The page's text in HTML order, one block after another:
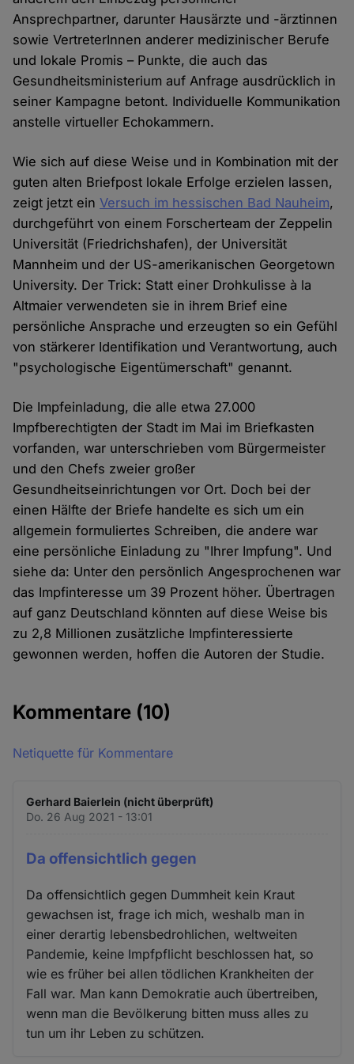
Ansprechpartner, darunter Hausärzte und -ärztinnen
sowie VertreterInnen anderer medizinischer Berufe
und lokale Promis – Punkte, die auch das
Gesundheitsministerium auf Anfrage ausdrücklich in
seiner Kampagne betont. Individuelle Kommunikation
anstelle virtueller Echokammern.
Wie sich auf diese Weise und in Kombination mit der
guten alten Briefpost lokale Erfolge erzielen lassen,
zeigt jetzt einVersuch im hessischen Bad Nauheim,
durchgeführt von einem Forscherteam der Zeppelin
Universität (Friedrichshafen), der Universität
Mannheim und der US-amerikanischen Georgetown
University. Der Trick: Statt einer Drohkulisse à la
Altmaier verwendeten sie in ihrem Brief eine
persönliche Ansprache und erzeugten so ein Gefühl
von stärkerer Identifikation und Verantwortung, auch
"psychologische Eigentümerschaft" genannt.
Die Impfeinladung, die alle etwa 27.000
Impfberechtigten der Stadt im Mai im Briefkasten
vorfanden, war unterschrieben vom Bürgermeister
und den Chefs zweier großer
Gesundheitseinrichtungen vor Ort. Doch bei der
einen Hälfte der Briefe handelte es sich um ein
allgemein formuliertes Schreiben, die andere war
eine persönliche Einladung zu "Ihrer Impfung". Und
siehe da: Unter den persönlich Angesprochenen war
das Impfinteresse um 39 Prozent höher. Übertragen
auf ganz Deutschland könnten auf diese Weise bis
zu 2,8 Millionen zusätzliche Impfinteressierte
gewonnen werden, hoffen die Autoren der Studie.
Kommentare (10)
Netiquette für Kommentare
Gerhard Baierlein (nicht überprüft)
Do. 26 Aug 2021 - 13:01
Da offensichtlich gegen
Da offensichtlich gegen Dummheit kein Kraut
gewachsen ist, frage ich mich, weshalb man in
einer derartig lebensbedrohlichen, weltweiten
Pandemie, keine Impfpflicht beschlossen hat, so
wie es früher bei allen tödlichen Krankheiten der
Fall war. Man kann Demokratie auch übertreiben,
wenn man die Bevölkerung bitten muss alles zu
tun um ihr Leben zu schützen.